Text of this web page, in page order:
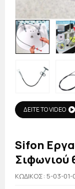
ΔΕΙΤΕ ΤΟ VIDEO
Sifon
Σιφωνιού
KΩΔΙΚΟΣ: 5-03-